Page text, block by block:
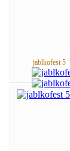
jablkofest 5